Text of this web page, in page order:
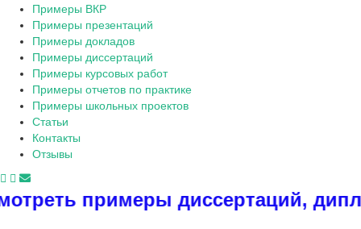
Примеры ВКР
Примеры презентаций
Примеры докладов
Примеры диссертаций
Примеры курсовых работ
Примеры отчетов по практике
Примеры школьных проектов
Статьи
Контакты
Отзывы
дипломов,